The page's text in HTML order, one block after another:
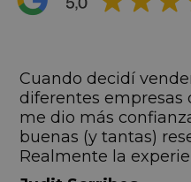
Cuando decidí
diferentes empresas
me dio más
buenas (y tantas)
Realmente la
buena, Carolina ha